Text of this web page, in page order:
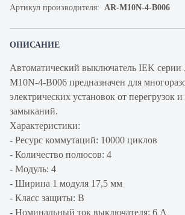
Артикул производителя: AR-M10N-4-B006
ОПИСАНИЕ
Автоматический выключатель IEK
M10N-4-B006 предназначен для
электрических установок от перегрузок
замыканий.
Характеристики:
- Ресурс коммутаций: 10000 циклов
- Количество полюсов: 4
- Модуль: 4
- Ширина 1 модуля 17,5 мм
- Класс защиты: В
- Номинальный ток выключателя: 6 А